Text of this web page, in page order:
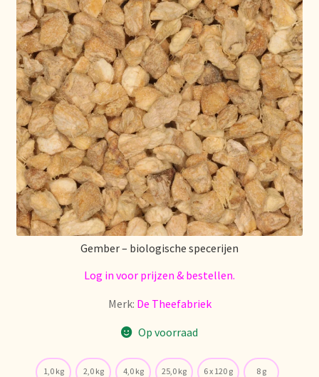
Willkommen in unserem Teegroßhandel!
Winkelwagen
Gember – biologische specerijen
Log in voor prijzen & bestellen.
Merk: De Theefabriek
Op voorraad
1,0 kg 2,0 kg 4,0 kg 25,0 kg 6 x 120 g 8 g